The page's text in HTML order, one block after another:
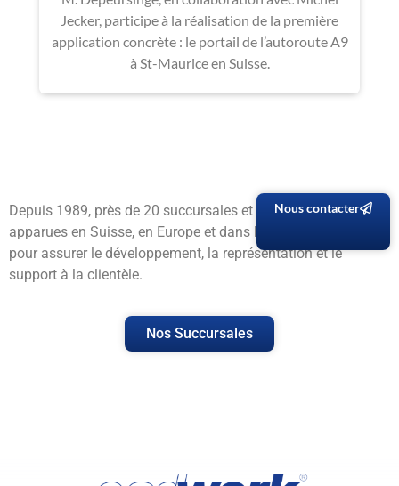
Nous contacter
Jecker, participe à la réalisation de la première
application concrète : le portail de l’autoroute A9
à St-Maurice en Suisse.
Depuis 1989, près de 20 succursales et agences sont
apparues en Suisse, en Europe et dans le reste du monde
pour assurer le développement, la représentation et le
support à la clientèle.
Nos Succursales